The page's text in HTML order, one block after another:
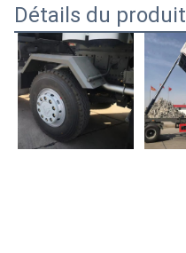
Détails du produit